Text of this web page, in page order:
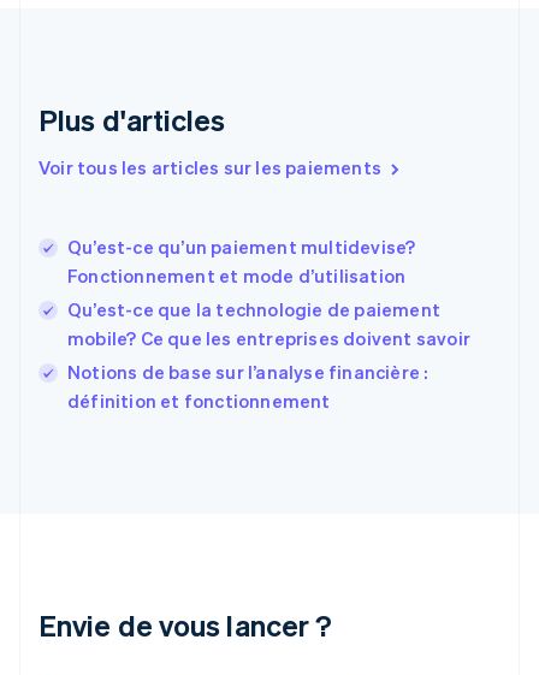
Plus d'articles
Voir tous les articles sur les paiements
Qu’est-ce qu’un paiement multidevise?
Fonctionnement et mode d’utilisation
Qu’est-ce que la technologie de paiement
mobile? Ce que les entreprises doivent savoir
Notions de base sur l’analyse financière :
définition et fonctionnement
Envie de vous lancer ?
Español English
English
Finlande
EnglishSvenska
Français English
Gibraltar
English
Grèce
Japon